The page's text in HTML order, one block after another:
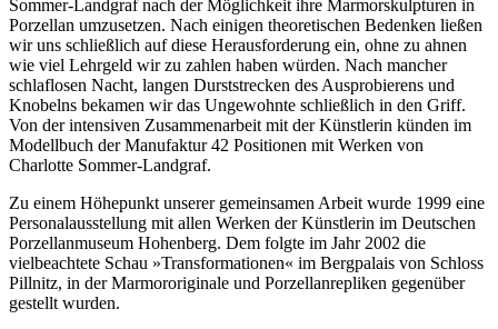
Sommer-Landgraf nach der Möglichkeit ihre Marmorskulpturen in
Porzellan umzusetzen. Nach einigen theoretischen Bedenken ließen
wir uns schließlich auf diese Herausforderung ein, ohne zu ahnen
wie viel Lehrgeld wir zu zahlen haben würden. Nach mancher
schlaflosen Nacht, langen Durststrecken des Ausprobierens und
Knobelns bekamen wir das Ungewohnte schließlich in den Griff.
Von der intensiven Zusammenarbeit mit der Künstlerin künden im
Modellbuch der Manufaktur 42 Positionen mit Werken von
Charlotte Sommer-Landgraf.
Zu einem Höhepunkt unserer gemeinsamen Arbeit wurde 1999 eine
Personalausstellung mit allen Werken der Künstlerin im Deutschen
Porzellanmuseum Hohenberg. Dem folgte im Jahr 2002 die
vielbeachtete Schau »Transformationen« im Bergpalais von Schloss
Pillnitz, in der Marmororiginale und Porzellanrepliken gegenüber
gestellt wurden.